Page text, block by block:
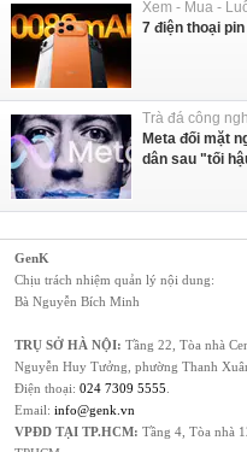
Xem - Mua -
7 điện thoại
Trà đá công
Meta đối mặt
dân sau "tối
GenK
Chịu trách nhiệm quản lý nội dung:
Bà Nguyễn Bích Minh
TRỤ SỞ HÀ NỘI: Tầng 22, Tòa nhà
Nguyễn Huy Tưởng, phường Thanh
Điện thoại: 024 7309 5555
Email: info@genk.vn
VPĐD TẠI TP.HCM: Tầng 4, Tòa nhà